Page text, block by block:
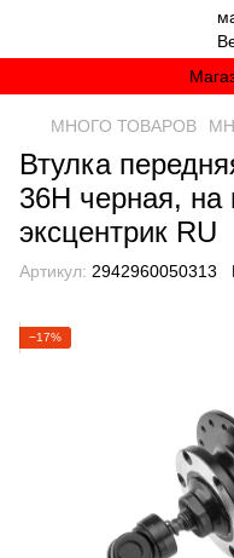
МНОГО ТОВАРОВ
Втулка
36H черная,
эксцентрик RU
Артикул: 2942960050313
−17%